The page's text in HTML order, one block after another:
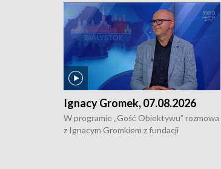
Ignacy Gromek, 07.08.2026
W programie „Gość Obiektywu” rozmowa
z Ignacym Gromkiem z fundacji